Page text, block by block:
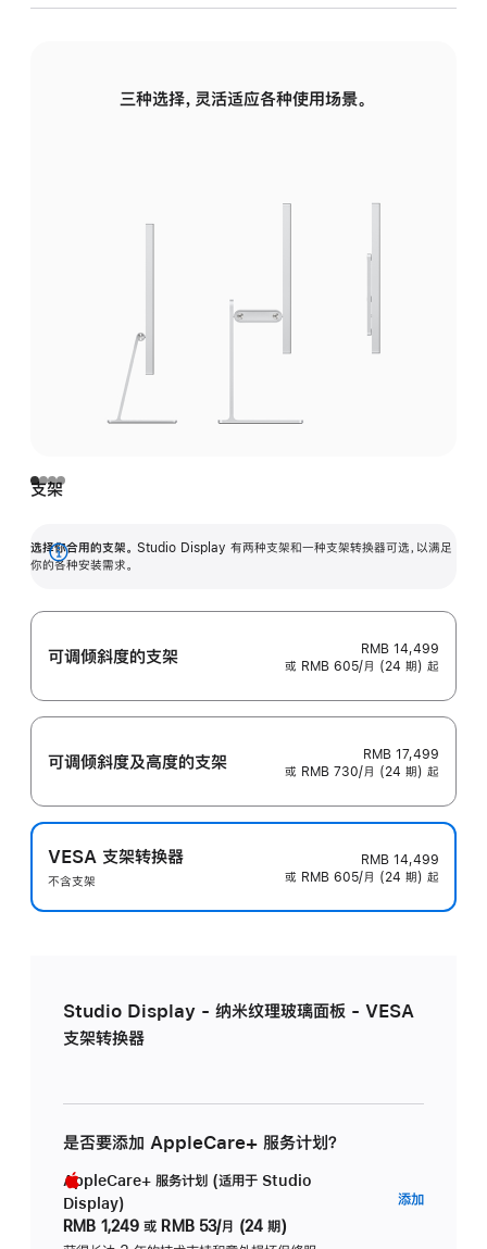
三种选择，灵活适应各种使用场景。
支架
选择你合用的支架。 Studio Display 有两种支架和一种支架转换器可选，以满足
你的各种安装需求。
展
可调倾斜度的支架
RMB 14,499
或 RMB 605/月 (24 期) 起
可调倾斜度及高‍度的支‍架
RMB 17,499
或 RMB 730/月 (24 期) 起
VESA 支架转换器
不含支架
RMB 14,499
或 RMB 605/月 (24 期) 起
Studio Display - 纳米纹理玻璃面板 - VESA
支架转换器
是否要添加 AppleCare+ 服务计划？
AppleCare+ 服务计划 (适用于 Studio
Display)
RMB 1,249 或 RMB 53/月 (24 期)
添加